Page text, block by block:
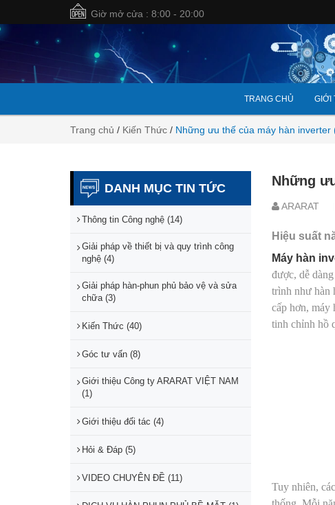
Giờ mở cửa : 8:00 - 20:00
TRANG CHỦ GIỚI
Trang chủ / Kiến Thức / Những ưu thế của máy hàn inverter
DANH MỤC TIN TỨC
Thông tin Công nghệ (14)
Giải pháp về thiết bị và quy trình công
nghệ (4)
Giải pháp hàn-phun phủ bảo vệ và sửa
chữa (3)
Kiến Thức (40)
Góc tư vấn (8)
Giới thiệu Công ty ARARAT VIỆT NAM
(1)
Giới thiệu đối tác (4)
Hỏi & Đáp (5)
VIDEO CHUYÊN ĐỀ (11)
Những
ARARAT
Hiệu suất
Máy hàn
được, dễ
trình như hàn
cấp hơn, máy
tinh chỉnh hồ
Tuy nhiên,